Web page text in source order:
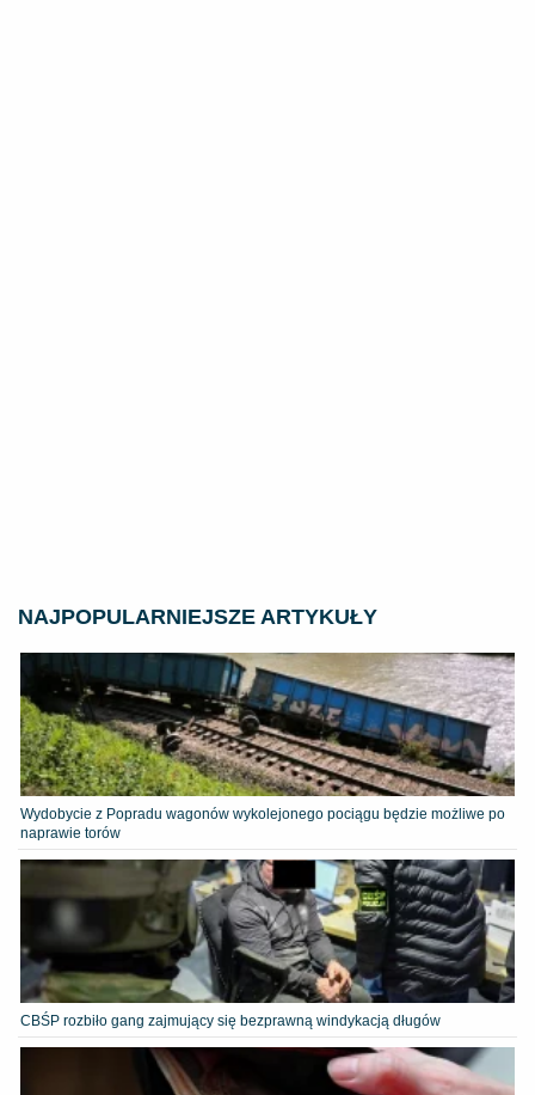
NAJPOPULARNIEJSZE ARTYKUŁY
Wydobycie z Popradu wagonów wykolejonego pociągu będzie możliwe po
naprawie torów
CBŚP rozbiło gang zajmujący się bezprawną windykacją długów